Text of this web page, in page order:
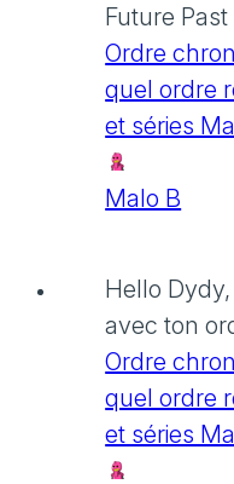
Future
Ordre
quel ordre
et séries
Malo B
Hello
avec ton
Ordre
quel ordre
et séries